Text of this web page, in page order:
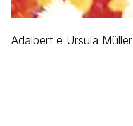
Adalbert e Ursula Müller